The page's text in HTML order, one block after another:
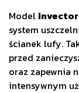
Model Invector
system
ścianek lufy.
przed
oraz zapewnia
intensywnym